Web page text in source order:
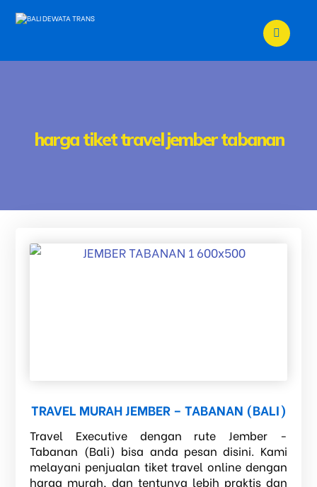
harga tiket travel jember tabanan
TRAVEL MURAH JEMBER – TABANAN (BALI)
Travel Executive dengan rute Jember -
Tabanan (Bali) bisa anda pesan disini. Kami
melayani penjualan tiket travel online dengan
harga murah, dan tentunya lebih praktis dan